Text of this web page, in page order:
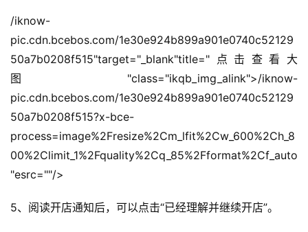
/iknow-
pic.cdn.bcebos.com/1e30e924b899a901e0740c52129
50a7b0208f515"target="_blank"title="点击查看大
图"class="ikqb_img_alink">/iknow-
pic.cdn.bcebos.com/1e30e924b899a901e0740c52129
50a7b0208f515?x-bce-
process=image%2Fresize%2Cm_lfit%2Cw_600%2Ch_8
00%2Climit_1%2Fquality%2Cq_85%2Fformat%2Cf_auto
"esrc=""/>
5、阅读开店通知后，可以点击“已经理解并继续开店”。